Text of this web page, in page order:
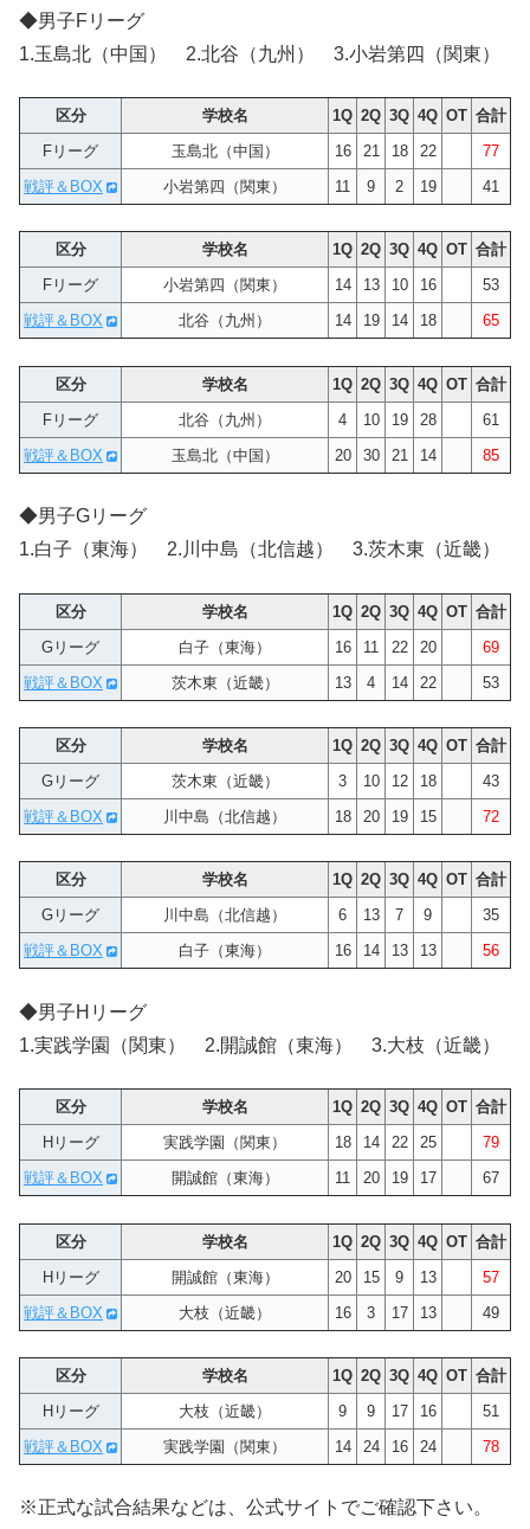
◆男子Fリーグ
1.玉島北（中国） 2.北谷（九州） 3.小岩第四（関東）
区分 学校名 1Q 2Q 3Q 4Q OT 合計
Fリーグ
玉島北（中国） 16 21 18 22
77
戦評＆BOX
小岩第四（関東） 11 9 2 19 41
区分 学校名 1Q 2Q 3Q 4Q OT 合計
Fリーグ
小岩第四（関東） 14 13 10 16
53
戦評＆BOX
北谷（九州） 14 19 14 18 65
区分 学校名 1Q 2Q 3Q 4Q OT 合計
Fリーグ
北谷（九州） 4 10 19 28
61
戦評＆BOX
玉島北（中国） 20 30 21 14 85
◆男子Gリーグ
1.白子（東海） 2.川中島（北信越） 3.茨木東（近畿）
区分 学校名 1Q 2Q 3Q 4Q OT 合計
Gリーグ
白子（東海） 16 11 22 20
69
戦評＆BOX
茨木東（近畿） 13 4 14 22 53
区分 学校名 1Q 2Q 3Q 4Q OT 合計
Gリーグ
茨木東（近畿） 3 10 12 18
43
戦評＆BOX
川中島（北信越） 18 20 19 15 72
区分 学校名 1Q 2Q 3Q 4Q OT 合計
Gリーグ
川中島（北信越） 6 13 7 9
35
戦評＆BOX
白子（東海） 16 14 13 13 56
◆男子Hリーグ
1.実践学園（関東） 2.開誠館（東海） 3.大枝（近畿）
区分 学校名 1Q 2Q 3Q 4Q OT 合計
Hリーグ
実践学園（関東） 18 14 22 25
79
戦評＆BOX
開誠館（東海） 11 20 19 17 67
区分 学校名 1Q 2Q 3Q 4Q OT 合計
Hリーグ
開誠館（東海） 20 15 9 13
57
戦評＆BOX
大枝（近畿） 16 3 17 13 49
区分 学校名 1Q 2Q 3Q 4Q OT 合計
Hリーグ
大枝（近畿） 9 9 17 16
51
戦評＆BOX
実践学園（関東） 14 24 16 24 78
※正式な試合結果などは、公式サイトでご確認下さい。